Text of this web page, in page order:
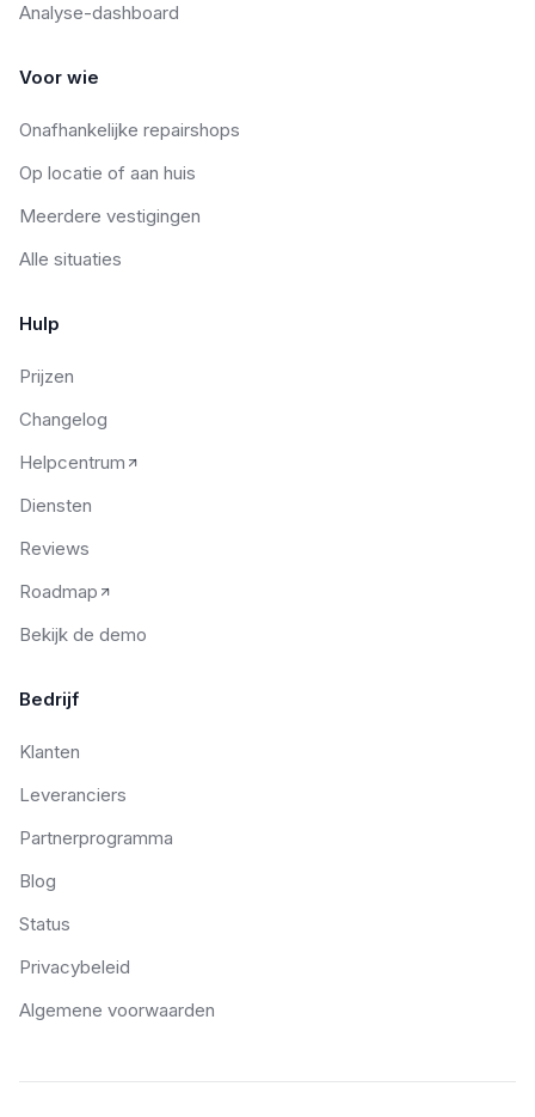
Analyse-dashboard
Voor wie
Onafhankelijke repairshops
Op locatie of aan huis
Meerdere vestigingen
Alle situaties
Hulp
Prijzen
Changelog
Helpcentrum
Diensten
Reviews
Roadmap
Bekijk de demo
Bedrijf
Klanten
Leveranciers
Partnerprogramma
Blog
Status
Privacybeleid
Algemene voorwaarden